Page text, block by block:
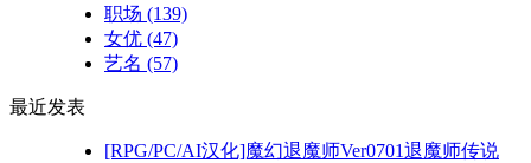
职场 (139)
女优 (47)
艺名 (57)
最近发表
[RPG/PC/AI汉化]魔幻退魔师Ver0701退魔师传说